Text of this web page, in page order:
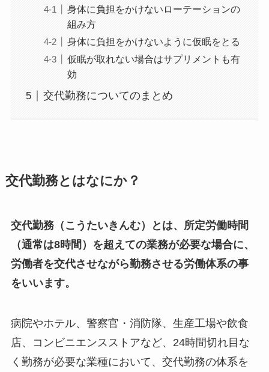
身体に負担をかけないローテーションの
組み方
身体に負担をかけないように仮眠をとる
仮眠が取れない場合はサプリメントも有
効
交代勤務についてのまとめ
交代勤務とはなにか？
交代勤務（こうたいきんむ）とは、所定労働時間
（通常は8時間）を超えての業務が必要な場合に、
労働者を交代させながら勤務させる労働体系の事
をいいます。
病院やホテル、警察官・消防隊、生産工場や飲食
店、コンビニエンスストアなど、24時間切れ目な
く勤務が必要な業種において、交代勤務の体系を